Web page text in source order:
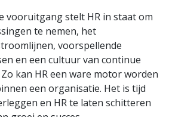
vooruitgang stelt HR in staat om
te nemen, het
voorspellende
en een cultuur van continue
kan HR een ware motor worden
een organisatie. Het is tijd
en HR te laten schitteren